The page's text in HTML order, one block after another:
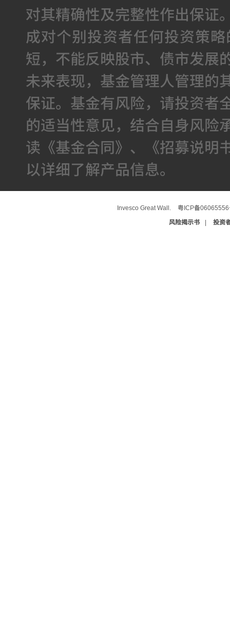
对其精确性及完整性作出保证
成对个别投资者任何投资策
短，不能反映股市、债市发展
未来表现，基金管理人管理的
保证。基金有风险，请投资者
的适当性意见，结合自身风险
读《基金合同》、《招募说明
以详细了解产品信息。
Invesco Great Wall.
粤ICP备
风险揭示书
投资